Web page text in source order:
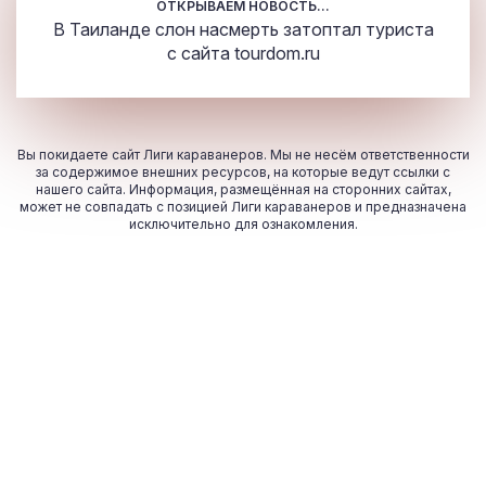
ОТКРЫВАЕМ НОВОСТЬ...
В Таиланде слон насмерть затоптал туриста
с сайта tourdom.ru
Вы покидаете сайт Лиги караванеров. Мы не несём ответственности
за содержимое внешних ресурсов, на которые ведут ссылки с
нашего сайта. Информация, размещённая на сторонних сайтах,
может не совпадать с позицией Лиги караванеров и предназначена
исключительно для ознакомления.